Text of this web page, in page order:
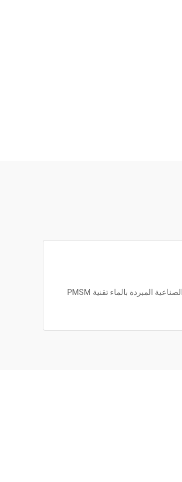
يتم بناء المراوح الصناعية المبردة بالماء لتقديم أقصى قدر من الهواء البارد دون استخدام طاقة أكثر من اللازم. تستخدم هذه المراوح الصناعية المبردة بالماء تقنية PMSM